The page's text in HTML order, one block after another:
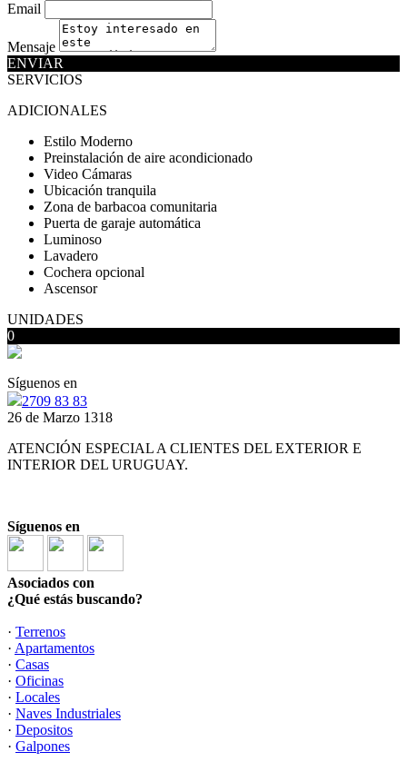
Email
Mensaje
ENVIAR
SERVICIOS
ADICIONALES
Estilo Moderno
Preinstalación de aire acondicionado
Video Cámaras
Ubicación tranquila
Zona de barbacoa comunitaria
Puerta de garaje automática
Luminoso
Lavadero
Cochera opcional
Ascensor
UNIDADES
0
Síguenos en
2709 83 83
26 de Marzo 1318
ATENCIÓN ESPECIAL A CLIENTES DEL EXTERIOR E
INTERIOR DEL URUGUAY.
Síguenos en
Asociados con
¿Qué estás buscando?
· Terrenos
· Apartamentos
· Casas
· Oficinas
· Locales
· Naves Industriales
· Depositos
· Galpones